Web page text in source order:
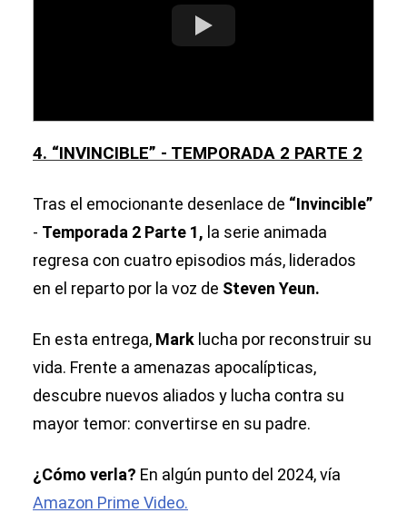
4. “INVINCIBLE” - TEMPORADA 2 PARTE 2
Tras el emocionante desenlace de “Invincible”
- Temporada 2 Parte 1, la serie animada
regresa con cuatro episodios más, liderados
en el reparto por la voz de Steven Yeun.
En esta entrega, Mark lucha por reconstruir su
vida. Frente a amenazas apocalípticas,
descubre nuevos aliados y lucha contra su
mayor temor: convertirse en su padre.
¿Cómo verla? En algún punto del 2024, vía
Amazon Prime Video.